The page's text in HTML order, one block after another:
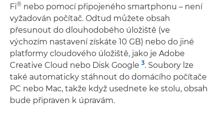
Fi® nebo pomocí připojeného smartphonu – není
vyžadován počítač. Odtud můžete obsah
přesunout do dlouhodobého úložiště (ve
výchozím nastavení získáte 10 GB) nebo do jiné
platformy cloudového úložiště, jako je Adobe
Creative Cloud nebo Disk Google 3. Soubory lze
také automaticky stáhnout do domácího počítače
PC nebo Mac, takže když usednete ke stolu, obsah
bude připraven k úpravám.